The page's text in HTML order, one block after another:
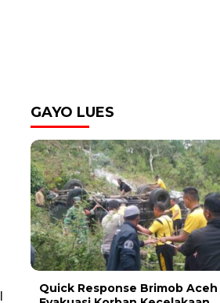
GAYO LUES
Quick Response Brimob Aceh